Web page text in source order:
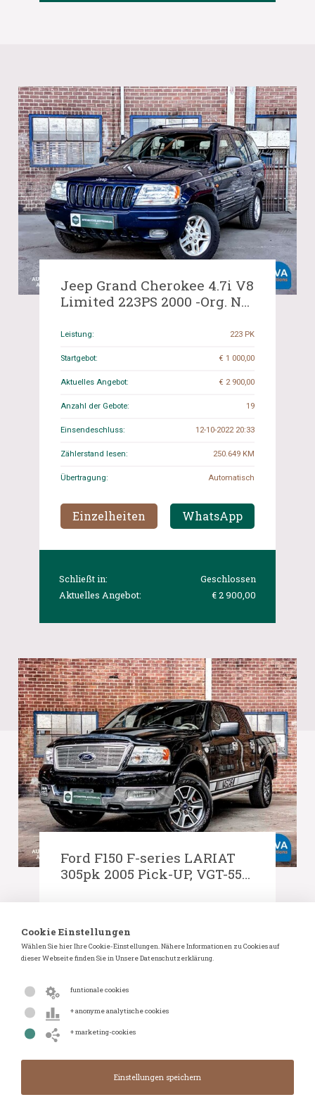
Jeep Grand Cherokee 4.7i V8
Limited 223PS 2000 -Org. NL,
Leistung: 223 PK
Startgebot: € 1 000,00
Aktuelles Angebot: € 2 900,00
Anzahl der Gebote: 19
Einsendeschluss: 12-10-2022 20:33
Zählerstand lesen: 250.649 KM
Übertragung: Automatisch
Einzelheiten WhatsApp
Schließt in:
Geschlossen
Aktuelles Angebot:
€ 2 900,00
Ford F150 F-series LARIAT
305pk 2005 Pick-UP, VGT-55-
Startgebot:
Aktuelles Angebot:
Cookie Einstellungen
Wählen Sie hier Ihre Cookie-Einstellungen. Nähere Informationen zu Cookies auf
dieser Webseite finden Sie in Unsere Datenschutzerklärung.
funtionale cookies
+ anonyme analytische cookies
+ marketing-cookies